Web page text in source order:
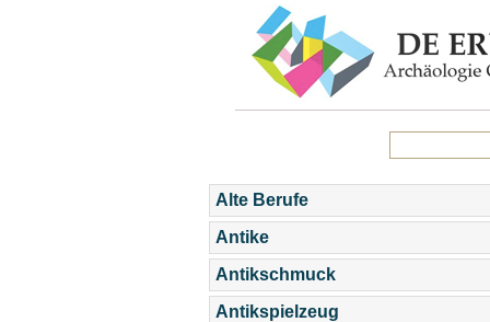
Alte Berufe
Antike
Antikschmuck
Antikspielzeug